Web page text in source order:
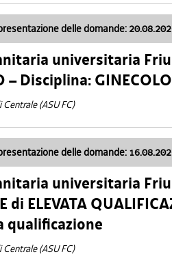
delle domande:
universitaria
– Disciplina:
(ASU FC)
delle domande:
universitaria
di ELEVATA
qualificazione
(ASU FC)